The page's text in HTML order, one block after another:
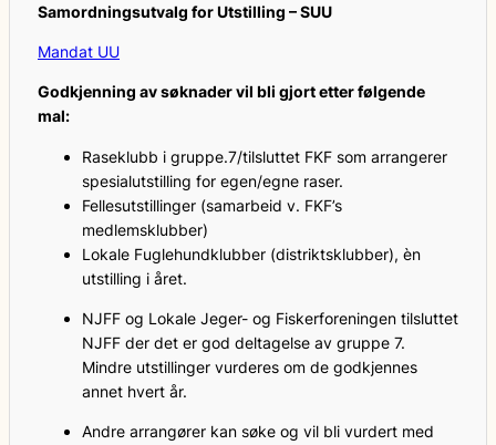
Samordningsutvalg for Utstilling – SUU
Mandat UU
Godkjenning av søknader vil bli gjort etter følgende
mal:
Raseklubb i gruppe.7/tilsluttet FKF som arrangerer
spesialutstilling for egen/egne raser.
Fellesutstillinger (samarbeid v. FKF’s
medlemsklubber)
Lokale Fuglehundklubber (distriktsklubber), èn
utstilling i året.
NJFF og Lokale Jeger- og Fiskerforeningen tilsluttet
NJFF der det er god deltagelse av gruppe 7.
Mindre utstillinger vurderes om de godkjennes
annet hvert år.
Andre arrangører kan søke og vil bli vurdert med